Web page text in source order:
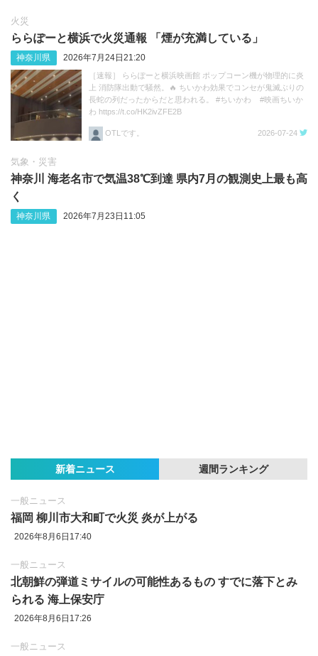
火災
ららぽーと横浜で火災通報 「煙が充満している」
神奈川県 2026年7月24日21:20
［速報］ ららぽーと横浜映画館 ポップコーン機が物理的に炎
上 消防隊出動で騒然。🔥 ちいかわ効果でコンセが鬼滅ぶりの
長蛇の列だったからだと思われる。 #ちいかわ #映画ちいか
わ https://t.co/HK2ivZFE2B
OTLです。 2026-07-24
気象・災害
神奈川 海老名市で気温38℃到達 県内7月の観測史上最も高
く
神奈川県 2026年7月23日11:05
新着ニュース 週間ランキング
一般ニュース
福岡 柳川市大和町で火災 炎が上がる
2026年8月6日17:40
一般ニュース
北朝鮮の弾道ミサイルの可能性あるもの すでに落下とみ
られる 海上保安庁
2026年8月6日17:26
一般ニュース